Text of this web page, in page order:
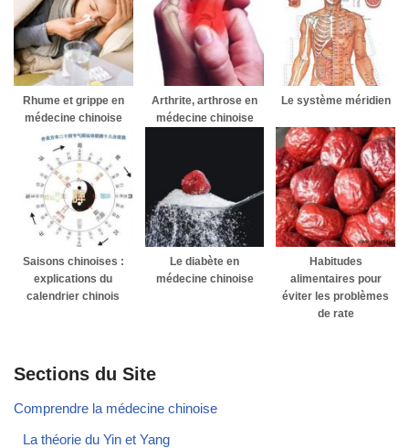
Rhume et grippe en
médecine chinoise
Arthrite, arthrose en
médecine chinoise
Le système méridien
Saisons chinoises :
explications du
calendrier chinois
Le diabète en
médecine chinoise
Habitudes
alimentaires pour
éviter les problèmes
de rate
Sections du Site
Comprendre la médecine chinoise
La théorie du Yin et Yang